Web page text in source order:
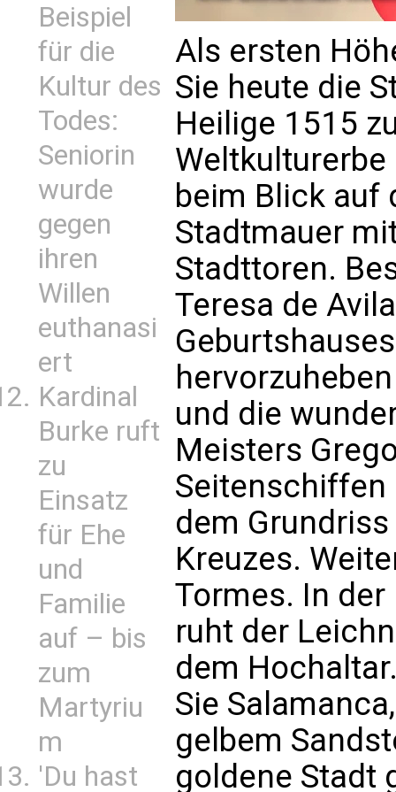
Beispiel
für die
Kultur des
Todes:
Seniorin
wurde
gegen
ihren
Willen
euthanasi
ert
Kardinal
Burke ruft
zu
Einsatz
für Ehe
und
Familie
auf – bis
zum
Martyriu
m
'Du hast
Als ersten
Sie heute die
Heilige 1515
Weltkulturerbe
beim Blick auf
Stadtmauer
Stadttoren.
Teresa de
und die
Meisters
dem
Kreuzes.
Tormes. In
ruht der
dem
Sie
gelbem
goldene